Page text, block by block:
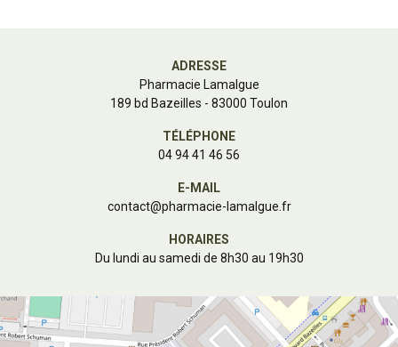
ADRESSE
Pharmacie Lamalgue
189 bd Bazeilles - 83000 Toulon
TÉLÉPHONE
04 94 41 46 56
E-MAIL
contact@pharmacie-lamalgue.fr
HORAIRES
Du lundi au samedi de 8h30 au 19h30